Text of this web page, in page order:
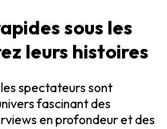
sous les
leurs histoires
spectateurs sont
fascinant des
en profondeur et des